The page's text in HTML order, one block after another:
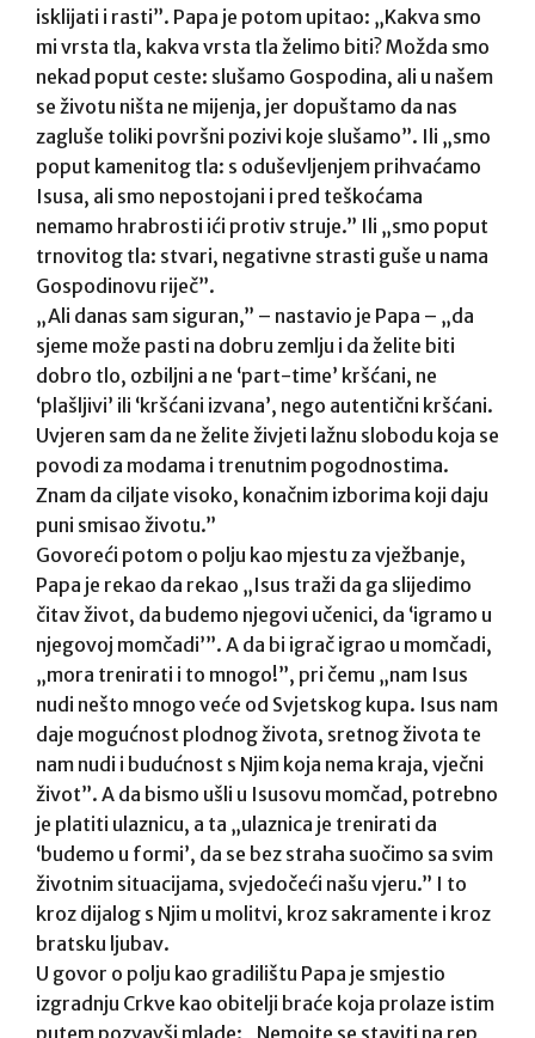
isklijati i rasti”. Papa je potom upitao: „Kakva smo
mi vrsta tla, kakva vrsta tla želimo biti? Možda smo
nekad poput ceste: slušamo Gospodina, ali u našem
se životu ništa ne mijenja, jer dopuštamo da nas
zagluše toliki površni pozivi koje slušamo”. Ili „smo
poput kamenitog tla: s oduševljenjem prihvaćamo
Isusa, ali smo nepostojani i pred teškoćama
nemamo hrabrosti ići protiv struje.” Ili „smo poput
trnovitog tla: stvari, negativne strasti guše u nama
Gospodinovu riječ”.
„Ali danas sam siguran,” – nastavio je Papa – „da
sjeme može pasti na dobru zemlju i da želite biti
dobro tlo, ozbiljni a ne ‘part-time’ kršćani, ne
‘plašljivi’ ili ‘kršćani izvana’, nego autentični kršćani.
Uvjeren sam da ne želite živjeti lažnu slobodu koja se
povodi za modama i trenutnim pogodnostima.
Znam da ciljate visoko, konačnim izborima koji daju
puni smisao životu.”
Govoreći potom o polju kao mjestu za vježbanje,
Papa je rekao da rekao „Isus traži da ga slijedimo
čitav život, da budemo njegovi učenici, da ‘igramo u
njegovoj momčadi’”. A da bi igrač igrao u momčadi,
„mora trenirati i to mnogo!”, pri čemu „nam Isus
nudi nešto mnogo veće od Svjetskog kupa. Isus nam
daje mogućnost plodnog života, sretnog života te
nam nudi i budućnost s Njim koja nema kraja, vječni
život”. A da bismo ušli u Isusovu momčad, potrebno
je platiti ulaznicu, a ta „ulaznica je trenirati da
‘budemo u formi’, da se bez straha suočimo sa svim
životnim situacijama, svjedočeći našu vjeru.” I to
kroz dijalog s Njim u molitvi, kroz sakramente i kroz
bratsku ljubav.
U govor o polju kao gradilištu Papa je smjestio
izgradnju Crkve kao obitelji braće koja prolaze istim
putem pozvavši mlade: „Nemojte se staviti na rep